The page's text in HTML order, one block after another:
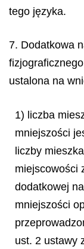
tego języka.
7. Dodatkowa
ustalona na
1) liczba
mniejszości
liczby
miejscowości
dodatkowej
mniejszości
ust. 2 ustawy